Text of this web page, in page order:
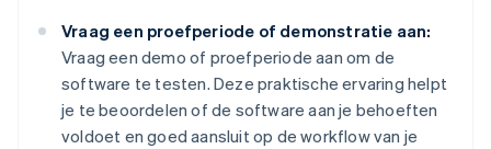
Vraag een proefperiode of demonstratie aan:
Vraag een demo of proefperiode aan om de
software te testen. Deze praktische ervaring helpt
je te beoordelen of de software aan je behoeften
voldoet en goed aansluit op de workflow van je